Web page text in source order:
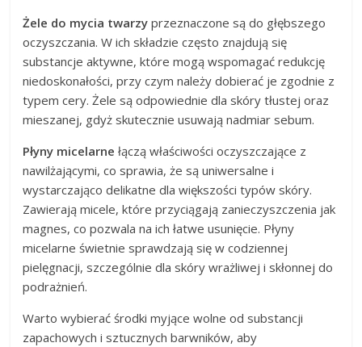
Żele do mycia twarzy przeznaczone są do głębszego
oczyszczania. W ich składzie często znajdują się
substancje aktywne, które mogą wspomagać redukcję
niedoskonałości, przy czym należy dobierać je zgodnie z
typem cery. Żele są odpowiednie dla skóry tłustej oraz
mieszanej, gdyż skutecznie usuwają nadmiar sebum.
Płyny micelarne łączą właściwości oczyszczające z
nawilżającymi, co sprawia, że są uniwersalne i
wystarczająco delikatne dla większości typów skóry.
Zawierają micele, które przyciągają zanieczyszczenia jak
magnes, co pozwala na ich łatwe usunięcie. Płyny
micelarne świetnie sprawdzają się w codziennej
pielęgnacji, szczególnie dla skóry wrażliwej i skłonnej do
podrażnień.
Warto wybierać środki myjące wolne od substancji
zapachowych i sztucznych barwników, aby